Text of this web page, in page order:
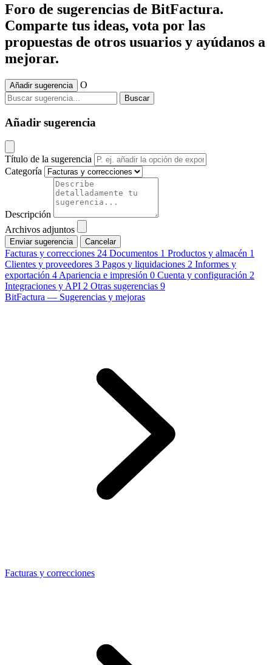
Foro de sugerencias de BitFactura.
Comparte tus ideas, vota por las
propuestas de otros usuarios y ayúdanos a
mejorar.
Añadir sugerencia O
Buscar
Añadir sugerencia
Título de la sugerencia
Categoría
Descripción
Archivos adjuntos
Cancelar
Facturas y correcciones 24 Documentos 1 Productos y almacén 1
Clientes y proveedores 3 Pagos y liquidaciones 2 Informes y
exportación 4 Apariencia e impresión 0 Cuenta y configuración 2
Integraciones y API 2 Otras sugerencias 9
BitFactura — Sugerencias y mejoras
Facturas y correcciones